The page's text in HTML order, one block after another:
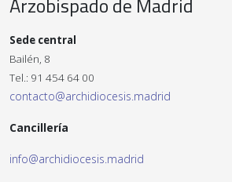
Sede central
Bailén, 8
Tel.: 91 454 64 00
contacto@archidiocesis.madrid
Cancillería
info@archidiocesis.madrid